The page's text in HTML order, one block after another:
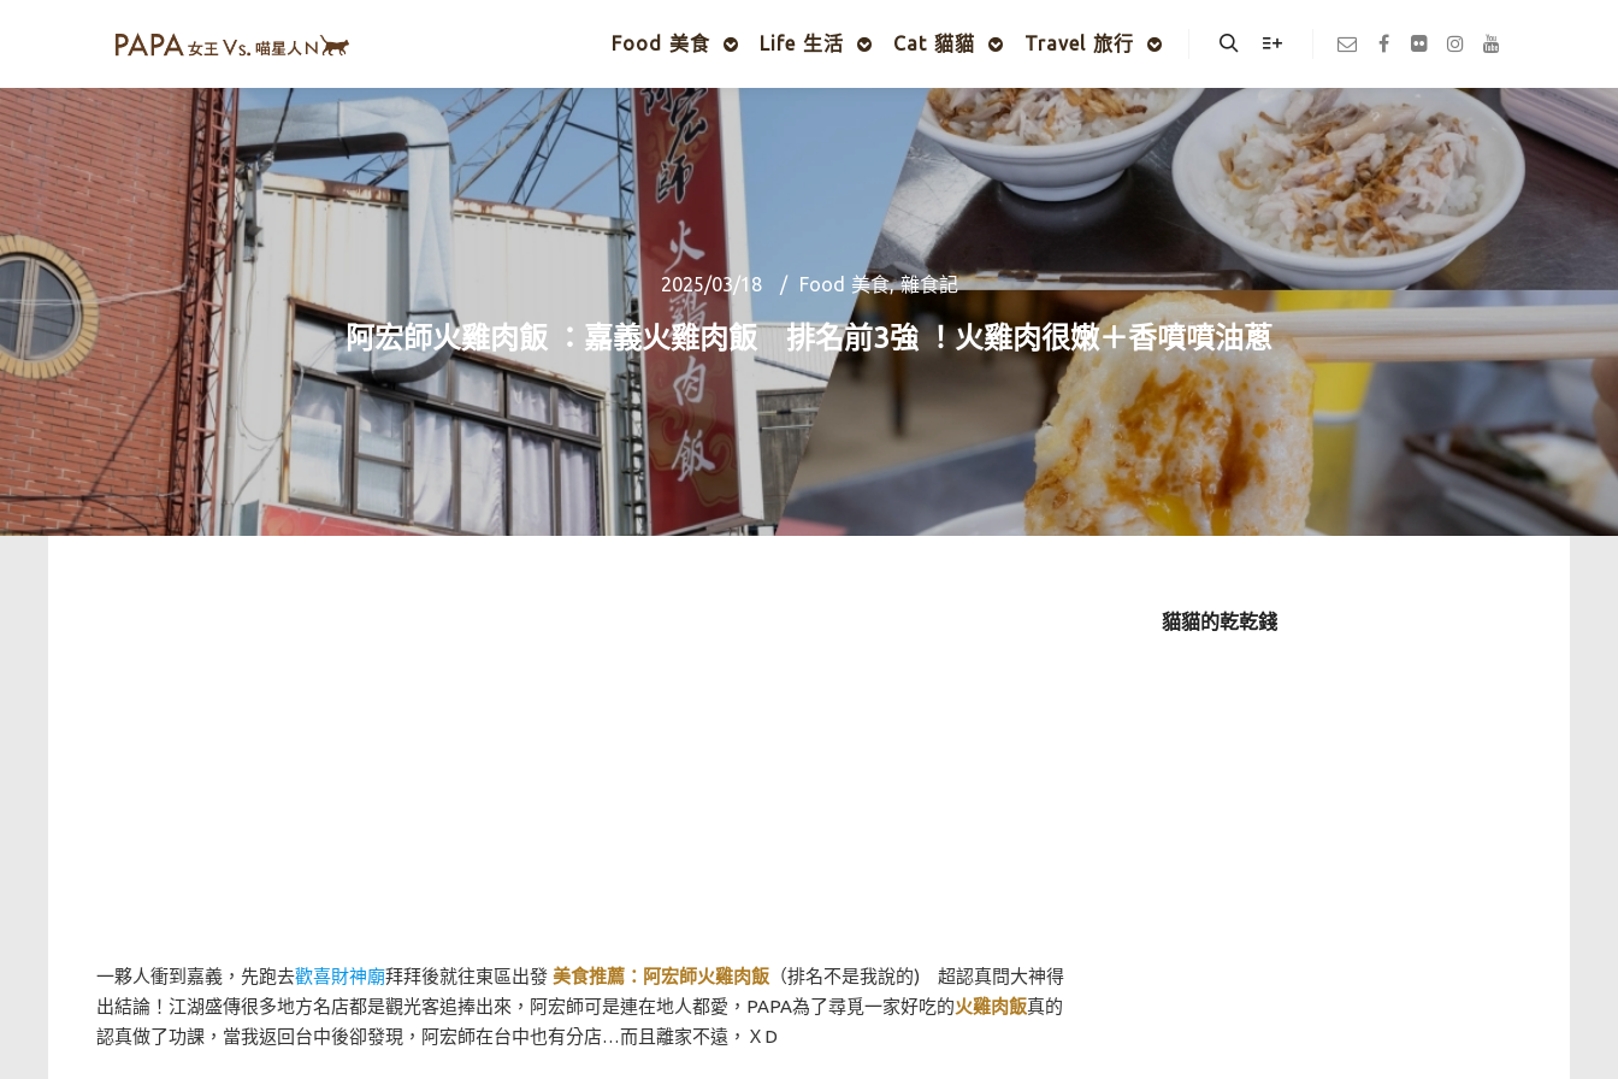
Food 美食 Life 生活 Cat 貓貓 Travel 旅行
2025/03/18 Food 美食,雜食記
阿宏師火雞肉飯 ：嘉義火雞肉飯 排名前3強 ！火雞肉很嫩＋香噴噴油蔥
一夥人衝到嘉義，先跑去歡喜財神廟拜拜後就往東區出發 美食推薦：阿宏師火雞肉飯 （排名不是我說的) 超認真問大神得
出結論！江湖盛傳很多地方名店都是觀光客追捧出來，阿宏師可是連在地人都愛，PAPA為了尋覓一家好吃的火雞肉飯真的
認真做了功課，當我返回台中後卻發現，阿宏師在台中也有分店…而且離家不遠，ＸD
貓貓的乾乾錢